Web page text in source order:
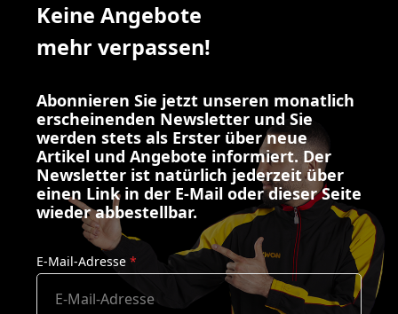
Keine Angebote
mehr verpassen!
Abonnieren Sie jetzt unseren monatlich
erscheinenden Newsletter und Sie
werden stets als Erster über neue
Artikel und Angebote informiert. Der
Newsletter ist natürlich jederzeit über
einen Link in der E-Mail oder dieser Seite
wieder abbestellbar.
E-Mail-Adresse *